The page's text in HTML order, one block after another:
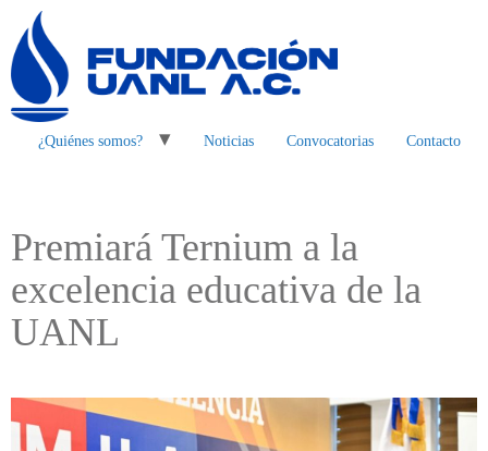
¿Quiénes somos? Noticias Convocatorias Contacto
Premiará Ternium a la
excelencia educativa de la
UANL